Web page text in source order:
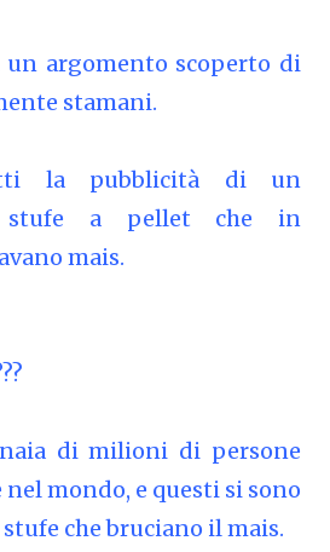
argomento scoperto di
stamani.
la pubblicità di un
stufe a pellet che in
mais.
di milioni di persone
mondo, e questi si sono
che bruciano il mais.